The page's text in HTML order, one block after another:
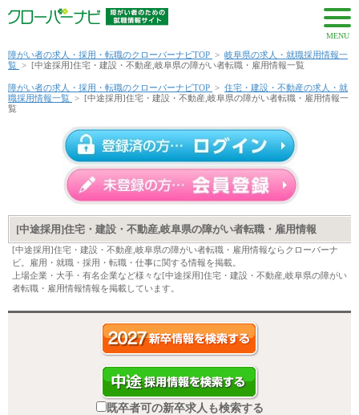
MENU
障がい者の求人・採用・転職のクローバーナビTOP > 岐阜県の求人・就職採用情報一
覧 > [中途採用]住宅・建設・不動産,岐阜県の障がい者転職・雇用情報一覧
障がい者の求人・採用・転職のクローバーナビTOP > 住宅・建設・不動産の求人・就
職採用情報一覧 > [中途採用]住宅・建設・不動産,岐阜県の障がい者転職・雇用情報一
覧
[中途採用]住宅・建設・不動産,岐阜県の障がい者転職・雇用情報
[中途採用]住宅・建設・不動産,岐阜県の障がい者転職・雇用情報ならクローバーナ
ビ。雇用・就職・採用・転職・仕事に関する情報を掲載。
上場企業・大手・有名企業など様々な[中途採用]住宅・建設・不動産,岐阜県の障がい
者転職・雇用情報情報を掲載しています。
既卒者可の新卒求人も検索する